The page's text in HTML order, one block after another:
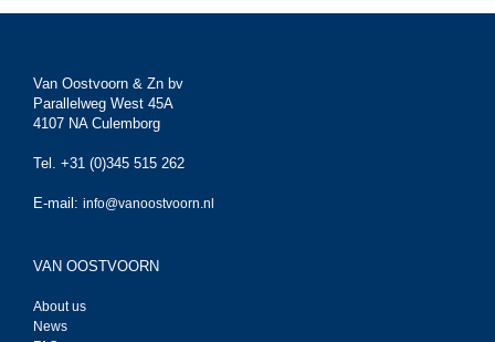
Van Oostvoorn & Zn bv
Parallelweg West 45A
4107 NA Culemborg
Tel. +31 (0)345 515 262
E-mail: info@vanoostvoorn.nl
VAN OOSTVOORN
About us
News